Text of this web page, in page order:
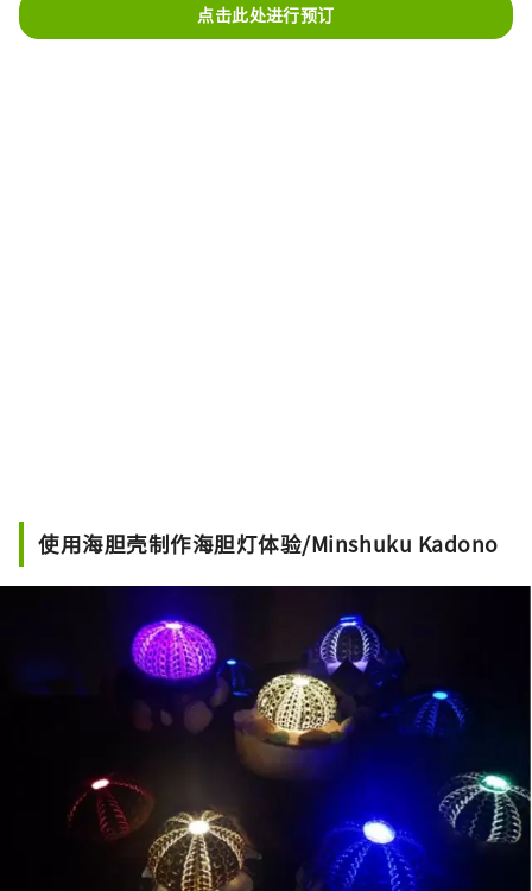
点击此处进行预订
使用海胆壳制作海胆灯体验/Minshuku Kadono